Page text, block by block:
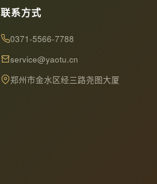
联系方式
0371-5566-7788
service@yaotu.cn
郑州市金水区经三路尧图大厦